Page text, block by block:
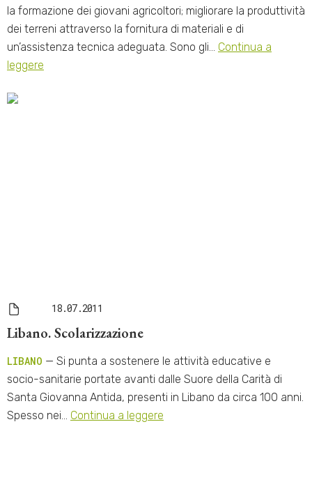
la formazione dei giovani agricoltori; migliorare la produttività
dei terreni attraverso la fornitura di materiali e di
un’assistenza tecnica adeguata. Sono gli… Continua a
leggere
18.07.2011
Libano. Scolarizzazione
LIBANO — Si punta a sostenere le attività educative e
socio-sanitarie portate avanti dalle Suore della Carità di
Santa Giovanna Antida, presenti in Libano da circa 100 anni.
Spesso nei… Continua a leggere